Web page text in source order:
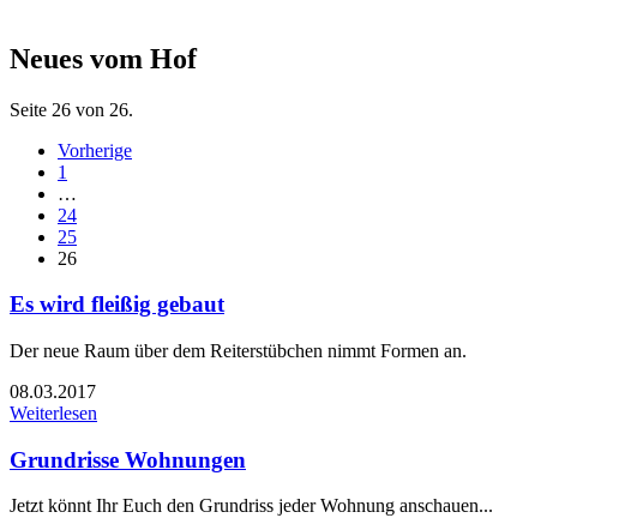
Neues vom Hof
Seite 26 von 26.
Vorherige
1
…
24
25
26
Es wird fleißig gebaut
Der neue Raum über dem Reiterstübchen nimmt Formen an.
08.03.2017
Weiterlesen
Grundrisse Wohnungen
Jetzt könnt Ihr Euch den Grundriss jeder Wohnung anschauen...